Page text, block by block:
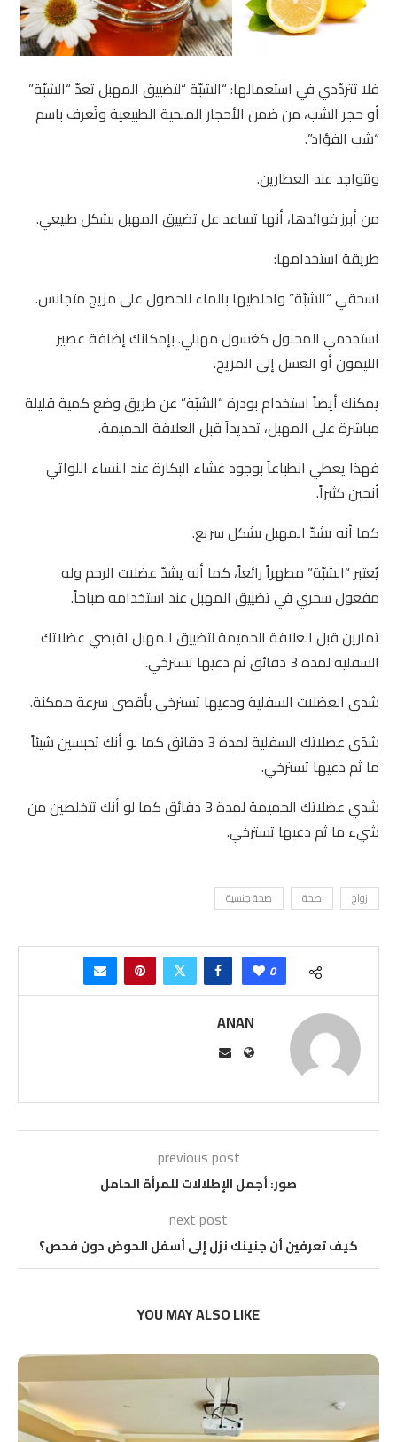
فلا تتردّدي في استعمالها: “الشبّة “لتضييق المهبل تعدّ “الشبّة”
أو حجر الشب، من ضمن الأحجار الملحية الطبيعية وتُعرف باسم
“شب الفؤاد”.
وتتواجد عند العطارين.
من أبرز فوائدها، أنها تساعد عل تضييق المهبل بشكل طبيعي.
طريقة استخدامها:
اسحقي “الشبّة” واخلطيها بالماء للحصول على مزيج متجانس.
استخدمي المحلول كغسول مهبلي. بإمكانك إضافة عصير
الليمون أو العسل إلى المزيج.
يمكنك أيضاً استخدام بودرة “الشبّة” عن طريق وضع كمية قليلة
مباشرة على المهبل، تحديداً قبل العلاقة الحميمة.
فهذا يعطي انطباعاً بوجود غشاء البكارة عند النساء اللواتي
أنجبن كثيراً.
كما أنه يشدّ المهبل بشكل سريع.
يُعتبر “الشبّة” مطهراً رائعاً، كما أنه يشدّ عضلات الرحم وله
مفعول سحري في تضييق المهبل عند استخدامه صباحاً.
تمارين قبل العلاقة الحميمة لتضييق المهبل اقبضي عضلاتك
السفلية لمدة 3 دقائق ثم دعيها تسترخي.
شدي العضلات السفلية ودعيها تسترخي بأقصى سرعة ممكنة.
شدّي عضلاتك السفلية لمدة 3 دقائق كما لو أنك تحبسين شيئاً
ما ثم دعيها تسترخي.
شدي عضلاتك الحميمة لمدة 3 دقائق كما لو أنك تتخلصين من
شيء ما ثم دعيها تسترخي.
زواج صحة صحة جنسية
0
ANAN
previous post
صور: أجمل الإطلالات للمرأة الحامل
next post
كيف تعرفين أن جنينك نزل إلى أسفل الحوض دون فحص؟
YOU MAY ALSO LIKE